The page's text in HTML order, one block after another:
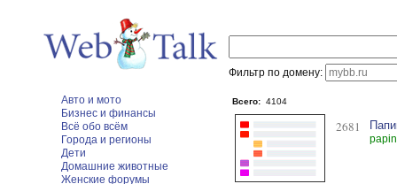
Фильтр по домену:
Авто и мото
Бизнес и финансы
Всё обо всём
Города и регионы
Дети
Домашние животные
Женские форумы
Всего: 4104
2681